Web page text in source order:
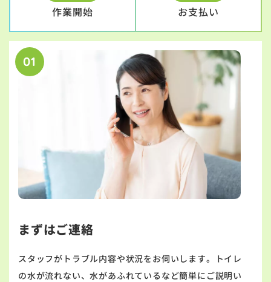
作業開始 お支払い
01
まずはご連絡
スタッフがトラブル内容や状況をお伺いします。トイレ
の水が流れない、水があふれているなど簡単にご説明い